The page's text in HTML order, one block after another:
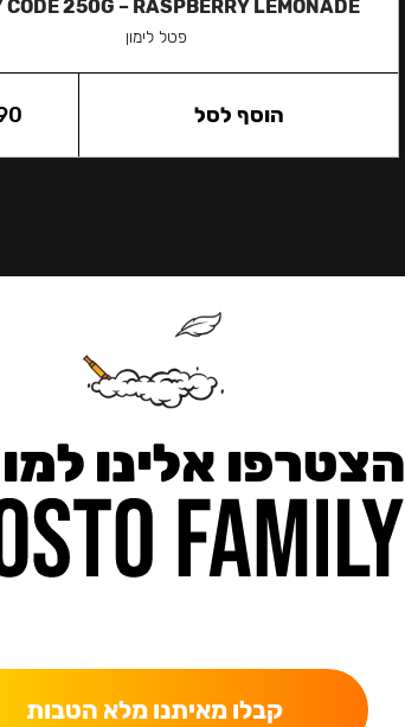
CODE 250G – RASPBERRY LEMONADE
פטל לימון
הוסף לסל
הצטרפו אלינו
קבלו מאיתנו מלא הטבות